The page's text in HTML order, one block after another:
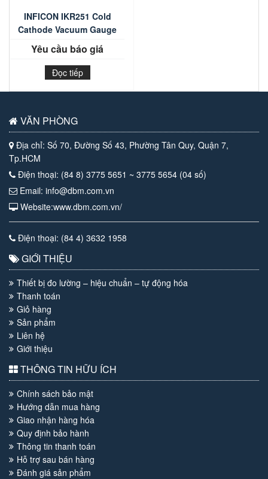
INFICON IKR251 Cold
Cathode Vacuum Gauge
Yêu cầu báo giá
Đọc tiếp
VĂN PHÒNG
Địa chỉ: Số 70, Đường Số 43, Phường Tân Quy, Quận 7,
Tp.HCM
Điện thoại: (84 8) 3775 5651 ~ 3775 5654 (04 số)
Email: info@dbm.com.vn
Website:www.dbm.com.vn/
Điện thoại: (84 4) 3632 1958
GIỚI THIỆU
Thiết bị đo lường – hiệu chuẩn – tự động hóa
Thanh toán
Giỏ hàng
Sản phẩm
Liên hệ
Giới thiệu
THÔNG TIN HỮU ÍCH
Chính sách bảo mật
Hướng dẫn mua hàng
Giao nhận hàng hóa
Quy định bảo hành
Thông tin thanh toán
Hỗ trợ sau bán hàng
Đánh giá sản phẩm